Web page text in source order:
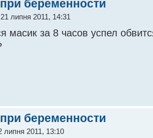
беременности
липня 2011, 14:31
масик за 8 часов успел
беременности
липня 2011, 13:10